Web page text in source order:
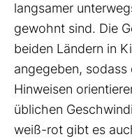
langsamer
gewohnt sind. Die
beiden Ländern in
angegeben,
Hinweisen
üblichen
weiß-rot gibt es